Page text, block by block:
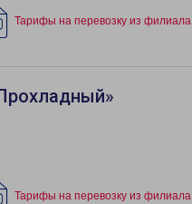
Тарифы на перевозку из филиала
Тарифы на перевозку из филиала